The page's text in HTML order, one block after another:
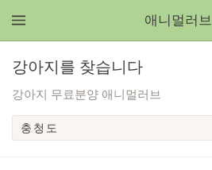
애니멀러브
강아지를 찾습니다
강아지 무료분양 애니멀러브